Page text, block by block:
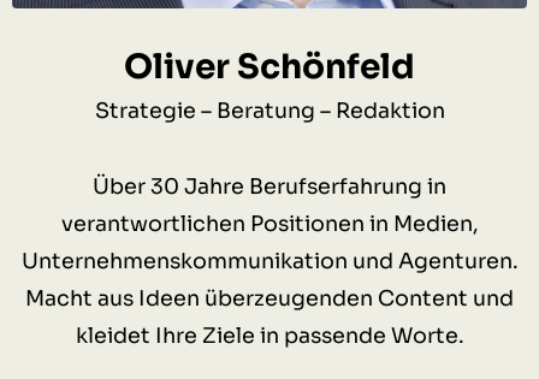
Oliver Schönfeld
Strategie – Beratung – Redaktion
Über 30 Jahre Berufserfahrung in
verantwortlichen Positionen in Medien,
Unternehmenskommunikation und Agenturen.
Macht aus Ideen überzeugenden Content und
kleidet Ihre Ziele in passende Worte.